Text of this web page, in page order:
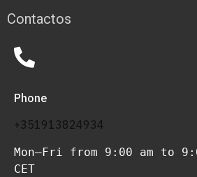
Contactos
Phone
+351913824934
Mon–Fri from 9:00 am to
CET